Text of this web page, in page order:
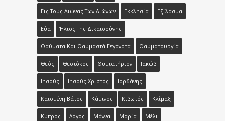
Εις Τους Αιώνας Των Αιώνων Εκκλησία Εξίλασμα
Εύα Ήλιος Της Δικαιοσύνης
Θαύματα Και Θαυμαστά Γεγονότα Θαυματουργία
Θεός Θεοτόκος Θυμιατήριον Ιακώβ
Ιησούς Ιησούς Χριστός Ιορδάνης
Καιομένη Βάτος Κάμινος Κιβωτός Κλίμαξ
Κύπρος Λόγος Μάννα Μαρία Μέλι